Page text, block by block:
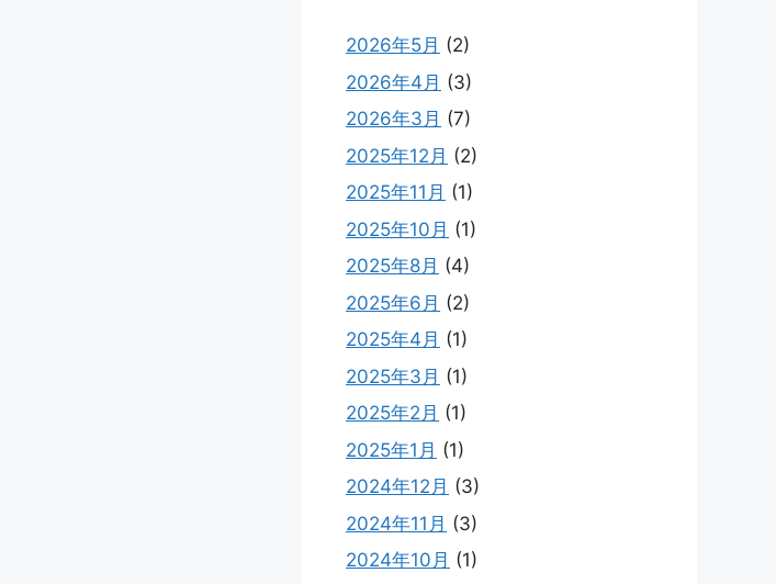
2026年5月 (2)
2026年4月 (3)
2026年3月 (7)
2025年12月 (2)
2025年11月 (1)
2025年10月 (1)
2025年8月 (4)
2025年6月 (2)
2025年4月 (1)
2025年3月 (1)
2025年2月 (1)
2025年1月 (1)
2024年12月 (3)
2024年11月 (3)
2024年10月 (1)